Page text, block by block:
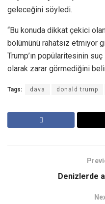
geleceğini söyledi.
“Bu konuda dikkat çekici
bölümünü rahatsız etmiyor
Trump’ın popülaritesinin
olarak zarar görmediğini
Tags: dava donald trump
Denizlerde